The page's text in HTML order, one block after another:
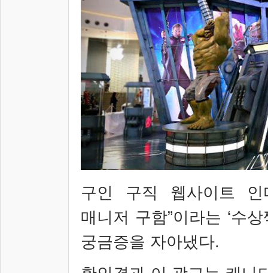
구인 구직 웹사이트 인
매니저 구함”이라는 ‘수상
궁금증을 자아냈다.